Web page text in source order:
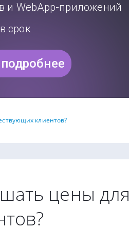
и WebApp-приложений
срок
клиентов?
цены для